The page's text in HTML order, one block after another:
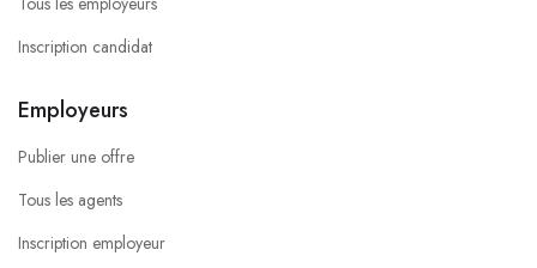
Inscription candidat
Employeurs
Publier une offre
Tous les agents
Inscription employeur